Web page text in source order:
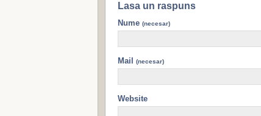
Lasa un raspuns
Nume (necesar)
Mail (necesar)
Website